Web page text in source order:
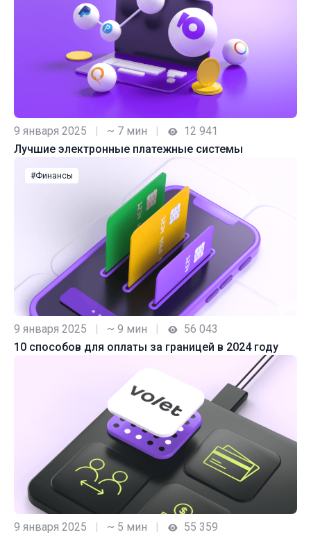
9 января 2025 | ~ 7 мин |
12 941
Лучшие электронные платежные системы
#Финансы
9 января 2025 | ~ 9 мин |
56 043
10 способов для оплаты за границей в 2024 году
9 января 2025 | ~ 5 мин |
55 359